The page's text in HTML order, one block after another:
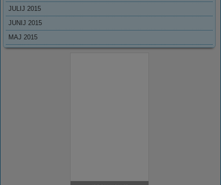
JULIJ 2015
JUNIJ 2015
MAJ 2015